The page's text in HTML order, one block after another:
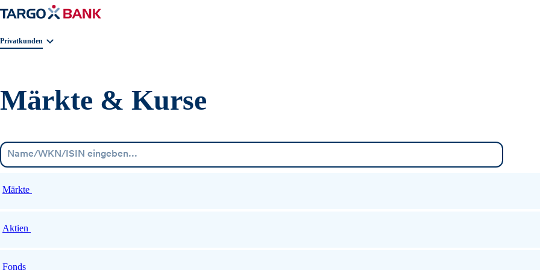
Geschäftsbereichnavigation. Aktuelle Auswahl:
Privatkunden
Märkte & Kurse
Märkte
Aktien
Fonds